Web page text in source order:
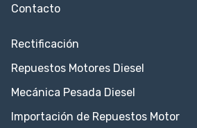
Contacto
Rectificación
Repuestos Motores Diesel
Mecánica Pesada Diesel
Importación de Repuestos Motor